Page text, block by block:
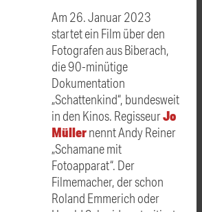
Am 26. Januar 2023
startet ein Film über den
Fotografen aus Biberach,
die 90-minütige
Dokumentation
„Schattenkind“, bundesweit
in den Kinos. RegisseurJo
Müllernennt Andy Reiner
„Schamane mit
Fotoapparat“. Der
Filmemacher, der schon
Roland Emmerich oder